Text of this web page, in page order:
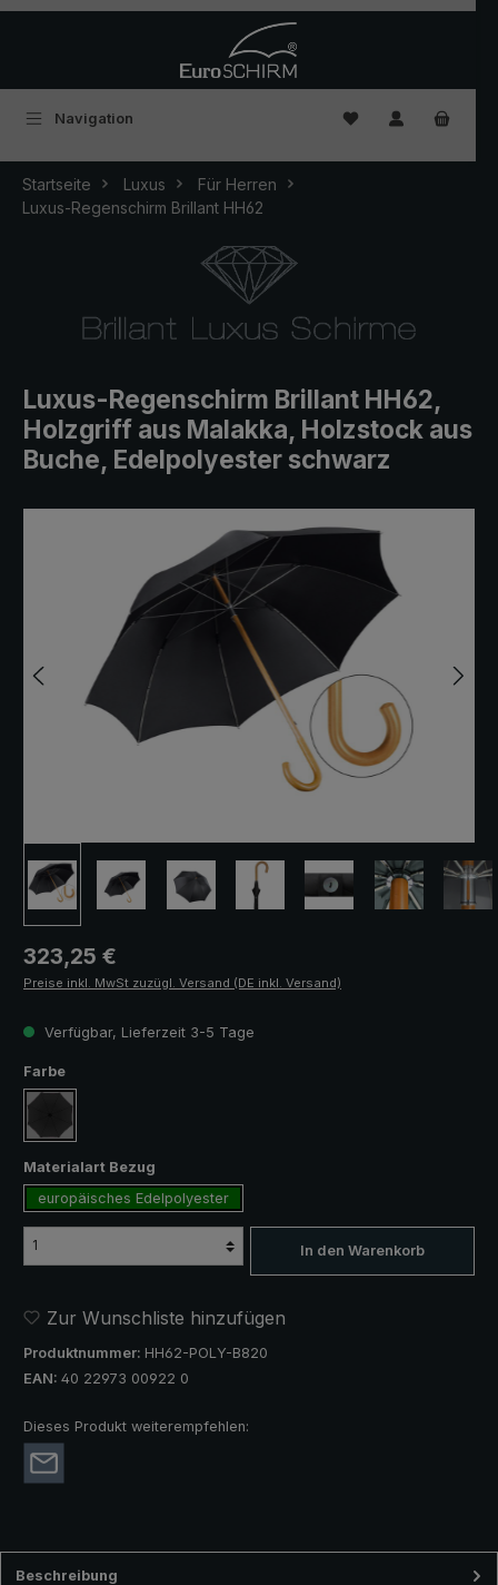
Navigation Du hast 0
Startseite Luxus
Für Herren
Luxus-Regenschirm Brillant HH62
Luxus-Regenschirm Brillant HH62,
Holzgriff aus Malakka, Holzstock aus
Buche, Edelpolyester schwarz
Regulärer Preis:
323,25 €
Preise inkl. MwSt zuzügl. Versand (DE inkl. Versand)
Verfügbar, Lieferzeit 3-5 Tage
Farbeauswählen
schwarz
Materialart Bezug
europäisches Edelpolyester
In den Warenkorb
Zur Wunschliste hinzufügen
Produktnummer: HH62-POLY-B820
EAN: 40 22973 00922 0
Dieses Produkt weiterempfehlen:
Beschreibung